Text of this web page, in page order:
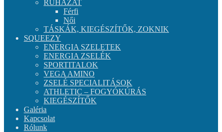
RUHÁZAT
Férfi
Női
TÁSKÁK, KIEGÉSZÍTŐK, ZOKNIK
SQUEEZY
ENERGIA SZELETEK
ENERGIA ZSELÉK
SPORTITALOK
VEGA AMINO
ZSELÉ SPECIALITÁSOK
ATHLETIC – FOGYÓKÚRÁS
KIEGÉSZÍTŐK
Galéria
Kapcsolat
Rólunk